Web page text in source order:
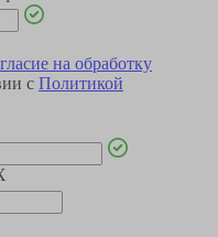
на обработку
с Политикой